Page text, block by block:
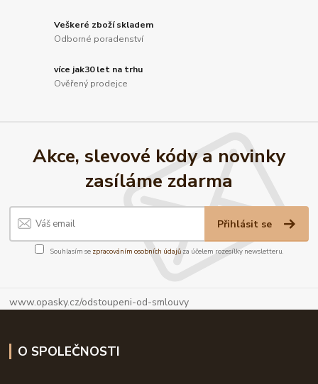
Veškeré zboží skladem
Odborné poradenství
více jak30 let na trhu
Ověřený prodejce
Akce, slevové kódy a novinky
zasíláme zdarma
Přihlásit se
Souhlasím se zpracováním osobních údajůza účelem rozesílky newsletteru.
www.opasky.cz/odstoupeni-od-smlouvy
O SPOLEČNOSTI